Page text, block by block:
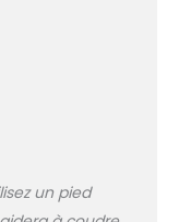
un pied